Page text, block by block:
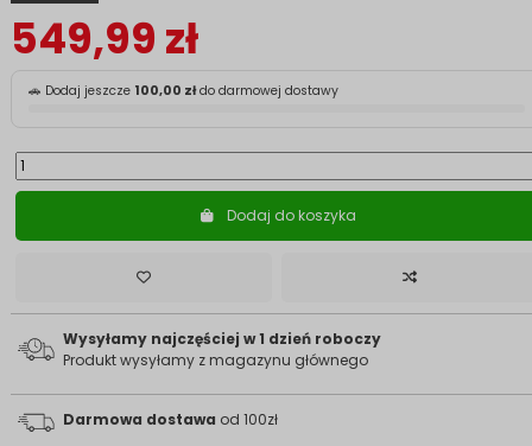
549,99 zł
🚗 Dodaj jeszcze 100,00 złdo darmowej dostawy
Dodaj do koszyka
Wysyłamy najczęściej w 1 dzień roboczy
Produkt wysyłamy z magazynu głównego
Darmowa dostawa od 100zł